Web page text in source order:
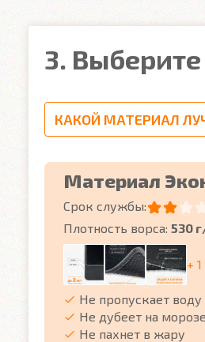
3.
КАКОЙ МАТЕРИАЛ
Материал
Срок службы:
Плотность ворса: 530
+ 1
Не пропускает воду
Не дубеет на морозе
Не пахнет в жару